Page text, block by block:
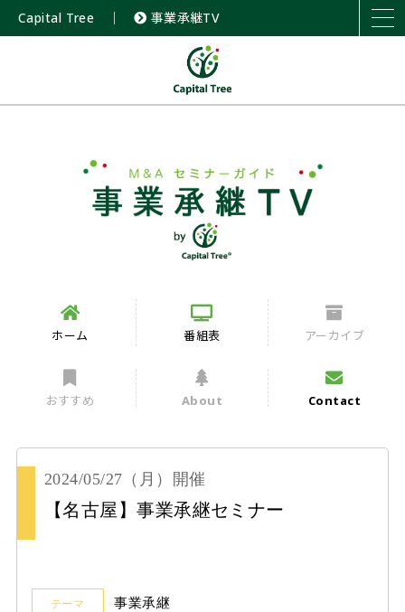
Capital Tree ｜ 事業承継TV
ホーム 番組表 アーカイブ
おすすめ About Contact
2024/05/27 （月） 開催
【名古屋】事業承継セミナー
テーマ 事業承継